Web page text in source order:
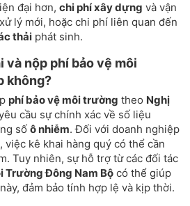
đại hơn,chi phí xây dựng và vận
lý mới, hoặc chi phí liên quan đến
thải phát sinh.
và nộp phí bảo vệ môi
không?
phí bảo vệ môi trường theo Nghị
cầu sự chính xác về số liệu
sốô nhiễm. Đối với doanh nghiệp
việc kê khai hàng quý có thể cần
Tuy nhiên, sự hỗ trợ từ các đối tác
Trường Đông Nam Bộ có thể giúp
đảm bảo tính hợp lệ và kịp thời.